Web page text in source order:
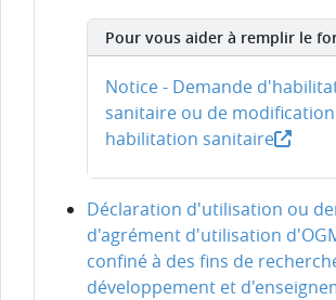
Pour vous aider à remplir le
Notice - Demande
sanitaire ou de
habilitation sanitaire
Déclaration d'utilisation ou
d'agrément d'utilisation
confiné à des fins de
développement et